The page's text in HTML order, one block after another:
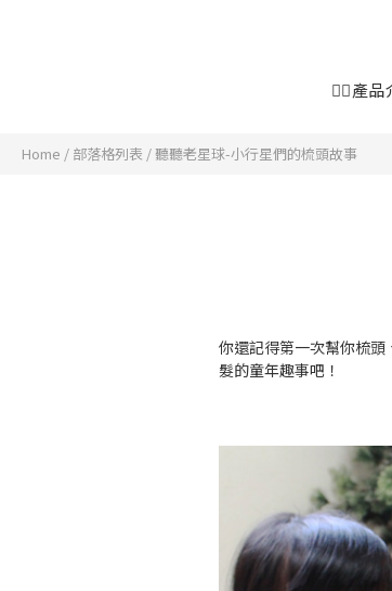
👉🏻產
Home / 部落格列表 / 聽聽老星球-小行星們的梳頭故事
你還記得第一次幫你梳
髮的童年趣事吧！